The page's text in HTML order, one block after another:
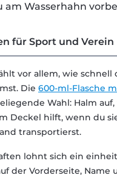
am Wasserhahn
für Sport und Verein
vor allem, wie schnell
Die 600-ml-Flasche
Wahl: Halm
Deckel hilft, wenn du
transportierst.
lohnt sich ein
der Vorderseite, Name